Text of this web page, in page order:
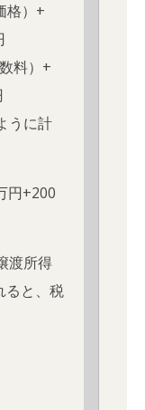
格）+
料）+
うに計
円+200
渡所得
ると、税